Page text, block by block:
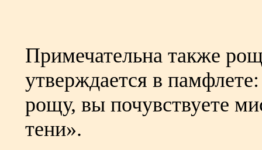
Примечательна также
утверждается в
рощу, вы почувствуете
тени».